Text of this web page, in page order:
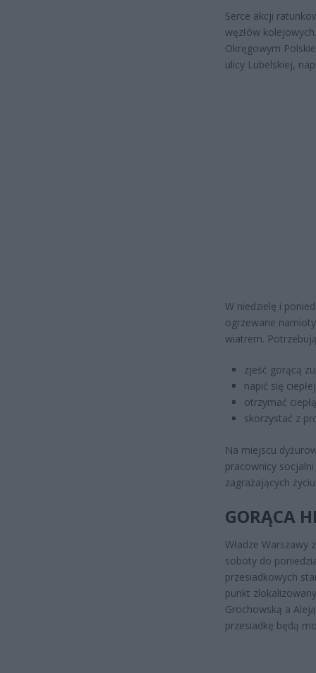
Serce akcji
węzłów
Okręgowym
ulicy Lubelskiej,
W niedzielę i
ogrzewane
wiatrem.
zjeść gorącą
napić się
otrzymać
skorzystać z
Na miejscu
pracownicy
zagrażających
GORĄCA
Władze Warszawy
soboty do
przesiadkowych
punkt
Grochowską a
przesiadkę będą